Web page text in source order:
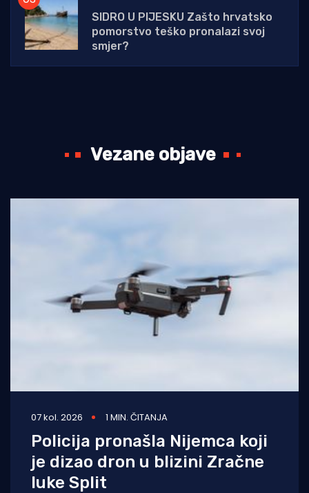
SIDRO U PIJESKU Zašto hrvatsko
pomorstvo teško pronalazi svoj
smjer?
Vezane objave
07 kol. 2026 1 MIN. ČITANJA
Policija pronašla Nijemca koji
je dizao dron u blizini Zračne
luke Split